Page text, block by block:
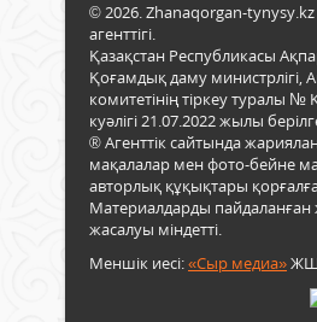
© 2026. Zhanaqorgan-
агенттігі.
Қазақстан Республикасы
Қоғамдық даму министрлігі,
комитетінің тіркеу туралы №
куәлігі 21.07.2022 жылы
® Агенттік сайтында
мақалалар мен фото-бейне
авторлық құқықтары
Материалдарды пайдаланған
жасалуы міндетті.
Меншік иесі:«Сыр медиа»